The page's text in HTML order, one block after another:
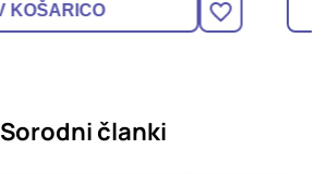
V KOŠARICO
Sorodni članki